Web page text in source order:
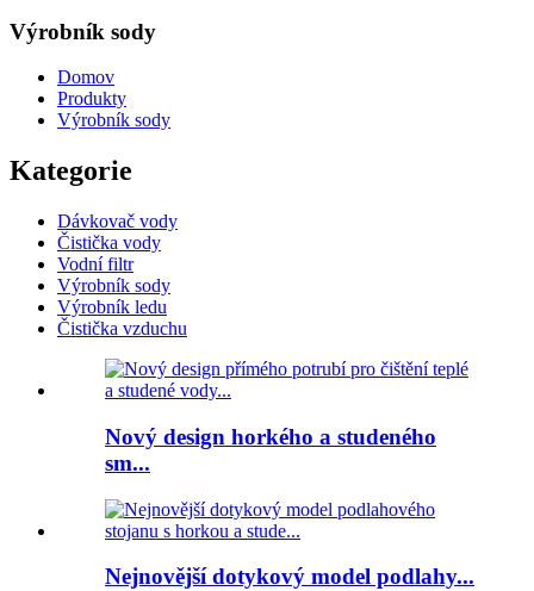
Výrobník sody
Domov
Produkty
Výrobník sody
Kategorie
Dávkovač vody
Čistička vody
Vodní filtr
Výrobník sody
Výrobník ledu
Čistička vzduchu
Nový design horkého a studeného
sm...
Nejnovější dotykový model podlahy...